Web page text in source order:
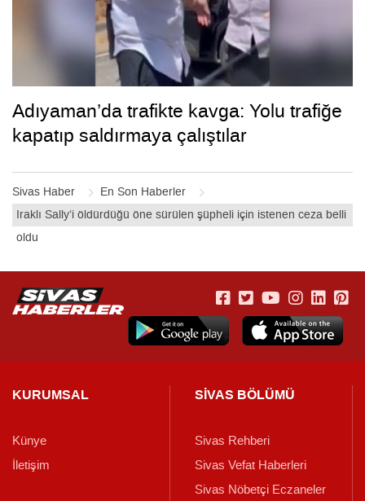
Sivas Haber
En Son Haberler
Iraklı Sally’i öldürdüğü öne sürülen şüpheli için istenen ceza belli
oldu
Adıyaman’da trafikte kavga: Yolu trafiğe
kapatıp saldırmaya çalıştılar
KURUMSAL
Künye
İletişim
SİVAS BÖLÜMÜ
Sivas Rehberi
Sivas Vefat Haberleri
Sivas Nöbetçi Eczaneler